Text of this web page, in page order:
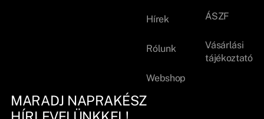
Hírek
Rólunk
Webshop
ÁSZF
Vásárlási
tájékoztató
MARADJ NAPRAKÉSZ